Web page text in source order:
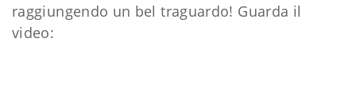
raggiungendo un bel traguardo! Guarda il
video: